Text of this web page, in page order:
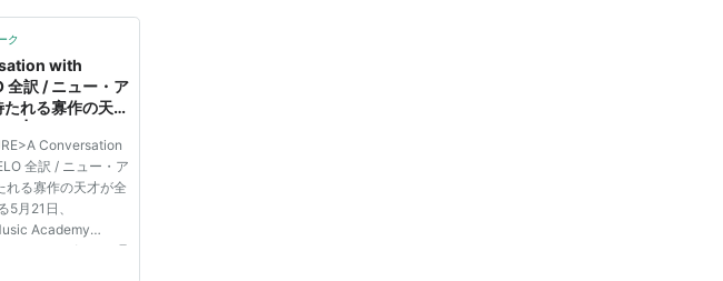
ク
with
全訳 / ニュー・ア
れる寡作の天才
Conversation
全訳 / ニュー・ア
れる寡作の天才が全
5月21日、
Academy
York 2014〉の一環
ディアンジェロをフ